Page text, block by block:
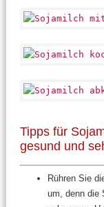
Tipps für
gesund und
Rühren Sie
um, denn die